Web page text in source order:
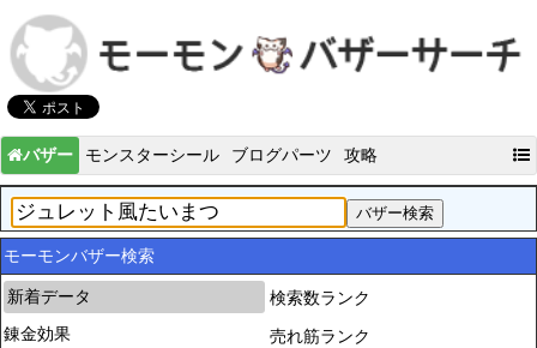
バザー モンスターシール ブログパーツ 攻略
モーモンバザー検索
新着データ
錬金効果
検索数ランク
売れ筋ランク